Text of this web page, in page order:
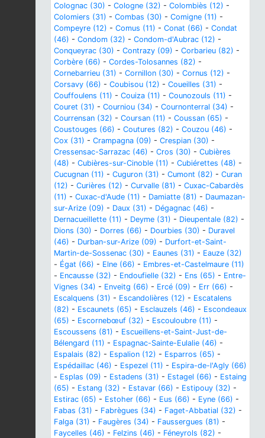
Colognac (30) - Cologne (32) - Colombiès (12) -
Colomiers (31) - Combas (30) - Comigne (11) -
Compeyre (12) - Comus (11) - Conat (66) - Condat
(46) - Condom (32) - Condom-d'Aubrac (12) -
Conqueyrac (30) - Contrazy (09) - Corbarieu (82) -
Corbère (66) - Cordes-Tolosannes (82) -
Cornebarrieu (31) - Cornillon (30) - Cornus (12) -
Corsavy (66) - Coubisou (12) - Coueilles (31) -
Couffoulens (11) - Couiza (11) - Counozouls (11) -
Couret (31) - Courniou (34) - Cournonterral (34) -
Courrensan (32) - Coursan (11) - Coussan (65) -
Coustouges (66) - Coutures (82) - Couzou (46) -
Cox (31) - Crampagna (09) - Crespian (30) -
Cressensac-Sarrazac (46) - Cros (30) - Cubières
(48) - Cubières-sur-Cinoble (11) - Cubiérettes (48) -
Cucugnan (11) - Cuguron (31) - Cumont (82) - Curan
(12) - Curières (12) - Curvalle (81) - Cuxac-Cabardès
(11) - Cuxac-d'Aude (11) - Damiatte (81) - Daumazan-
sur-Arize (09) - Daux (31) - Dégagnac (46) -
Dernacueillette (11) - Deyme (31) - Dieupentale (82) -
Dions (30) - Dorres (66) - Dourbies (30) - Duravel
(46) - Durban-sur-Arize (09) - Durfort-et-Saint-
Martin-de-Sossenac (30) - Eaunes (31) - Eauze (32)
- Égat (66) - Elne (66) - Embres-et-Castelmaure (11)
- Encausse (32) - Endoufielle (32) - Ens (65) - Entre-
Vignes (34) - Enveitg (66) - Ercé (09) - Err (66) -
Escalquens (31) - Escandolières (12) - Escatalens
(82) - Escaunets (65) - Esclauzels (46) - Escondeaux
(65) - Escornebœuf (32) - Escouloubre (11) -
Escoussens (81) - Escueillens-et-Saint-Just-de-
Bélengard (11) - Espagnac-Sainte-Eulalie (46) -
Espalais (82) - Espalion (12) - Esparros (65) -
Espédaillac (46) - Espezel (11) - Espira-de-l'Agly (66)
- Esplas (09) - Estadens (31) - Estagel (66) - Estaing
(65) - Estang (32) - Estavar (66) - Estipouy (32) -
Estirac (65) - Estoher (66) - Eus (66) - Eyne (66) -
Fabas (31) - Fabrègues (34) - Faget-Abbatial (32) -
Falga (31) - Faugères (34) - Faussergues (81) -
Faycelles (46) - Felzins (46) - Féneyrols (82) -